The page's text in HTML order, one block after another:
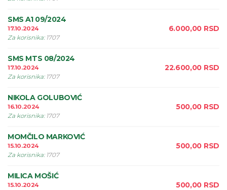
SMS A1 09/2024
17.10.2024
Za korisnika: 1707
6.000,00 RSD
SMS MTS 08/2024
17.10.2024
Za korisnika: 1707
22.600,00 RSD
NIKOLA GOLUBOVIĆ
16.10.2024
Za korisnika: 1707
500,00 RSD
MOMČILO MARKOVIĆ
15.10.2024
Za korisnika: 1707
500,00 RSD
MILICA MOŠIĆ
15.10.2024
500,00 RSD